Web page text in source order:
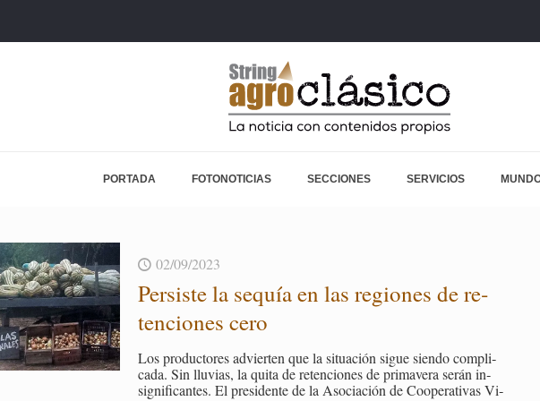
PORTADA FOTONOTICIAS SECCIONES SERVICIOS
02/09/2023
Per­sis­te la se­quía en las re­gio­nes de re­
ten­cio­nes cero
Los pro­duc­to­res ad­vier­ten que la si­tua­ción sigue sien­do com­pli­
ca­da. Sin llu­vias, la quita de re­ten­cio­nes de pri­ma­ve­ra serán in­
sig­ni­fi­can­tes. El pre­si­den­te de la Aso­cia­ción de Coope­ra­ti­vas Vi­